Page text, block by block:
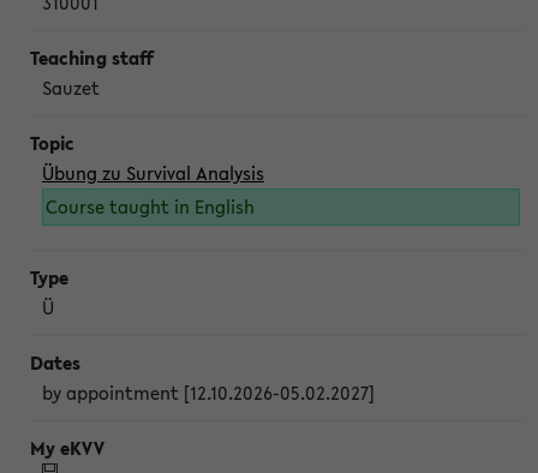
Sauzet
Übung zu Survival Analysis
Course taught in English
Ü
by appointment [12.10.2026-05.02.2027]